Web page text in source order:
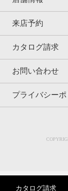
カタログ請求
来店予約
カタログ請求
お問い合わせ
プライバシー